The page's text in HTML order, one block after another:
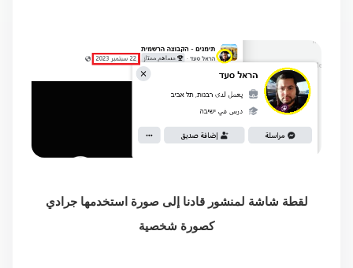
لقطة شاشة لمنشور قادنا إلى صورة استخدمها جرادي
كصورة شخصية